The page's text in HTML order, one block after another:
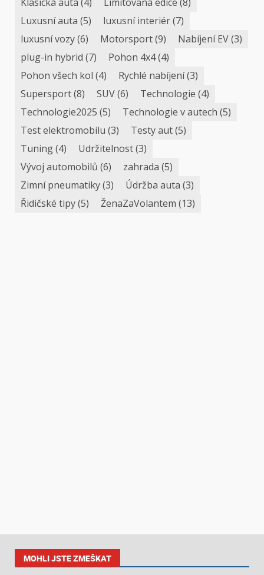
Klasická auta (4) Limitovaná edice (8)
Luxusní auta (5) luxusní interiér(7)
luxusní vozy(6) Motorsport(9) Nabíjení EV(3)
plug-in hybrid (7) Pohon 4x4(4)
Pohon všech kol (4) Rychlé nabíjení(3)
Supersport(8) SUV(6) Technologie (4)
Technologie2025 (5) Technologie v autech (5)
Test elektromobilu (3) Testy aut(5)
Tuning(4) Udržitelnost(3)
Vývoj automobilů (6) zahrada (5)
Zimní pneumatiky(3) Údržba auta (3)
Řidičské tipy(5) ŽenaZaVolantem (13)
MOHLI JSTE ZMEŠKAT